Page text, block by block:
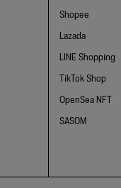
Shopee
Lazada
LINE Shopping
TikTok Shop
OpenSea NFT
SASOM